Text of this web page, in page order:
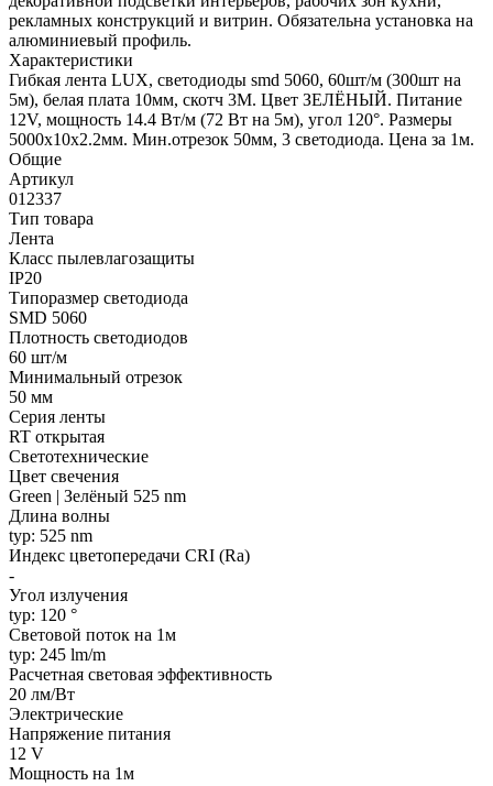
рекламных конструкций и витрин. Обязательна установка на
алюминиевый профиль.
Характеристики
Гибкая лента LUX, светодиоды smd 5060, 60шт/м (300шт на
5м), белая плата 10мм, скотч 3М. Цвет ЗЕЛЁНЫЙ. Питание
12V, мощность 14.4 Вт/м (72 Вт на 5м), угол 120°. Размеры
5000х10x2.2мм. Мин.отрезок 50мм, 3 светодиода. Цена за 1м.
Общие
Артикул
012337
Тип товара
Лента
Класс пылевлагозащиты
IP20
Типоразмер светодиода
SMD 5060
Плотность светодиодов
60 шт/м
Минимальный отрезок
50 мм
Серия ленты
RT открытая
Светотехнические
Цвет свечения
Green | Зелёный 525 nm
Длина волны
typ: 525 nm
Индекс цветопередачи CRI (Ra)
-
Угол излучения
typ: 120 °
Световой поток на 1м
typ: 245 lm/m
Расчетная световая эффективность
20 лм/Вт
Электрические
Напряжение питания
12 V
Мощность на 1м